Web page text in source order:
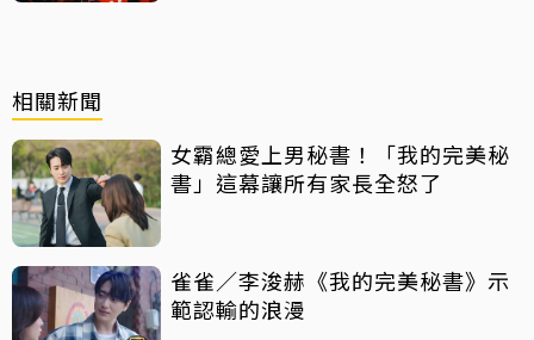
相關新聞
女霸總愛上男秘書！「我的完美秘
書」這幕讓所有家長全怒了
雀雀／李浚赫《我的完美秘書》示
範認輸的浪漫